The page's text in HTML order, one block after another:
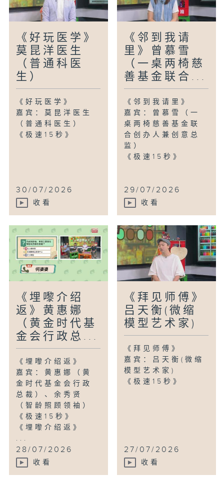
《好玩医学》
莫昆洋医生
（普通科医
生）
《好玩医学》
嘉宾：莫昆洋医生
（普通科医生）
《极速15秒》
30/07/2026
收看
《邻到我请
里》曾慕雪
（一桌两椅慈
善基金联合...
《邻到我请里》
嘉宾：曾慕雪（一
桌两椅慈善基金联
合创办人兼创意总
监）
《极速15秒》
29/07/2026
收看
《埋嚟介绍
返》黄惠娜
（黄金时代基
金会行政总...
《埋嚟介绍返》
嘉宾：黄惠娜（黄
金时代基金会行政
总裁）、余秀贤
（智龄照顾领袖）
《极速15秒》
《埋嚟介绍返》
...
28/07/2026
收看
《拜见师傅》
吕天衡(微缩
模型艺术家)
《拜见师傅》
嘉宾：吕天衡(微缩
模型艺术家)
《极速15秒》
27/07/2026
收看